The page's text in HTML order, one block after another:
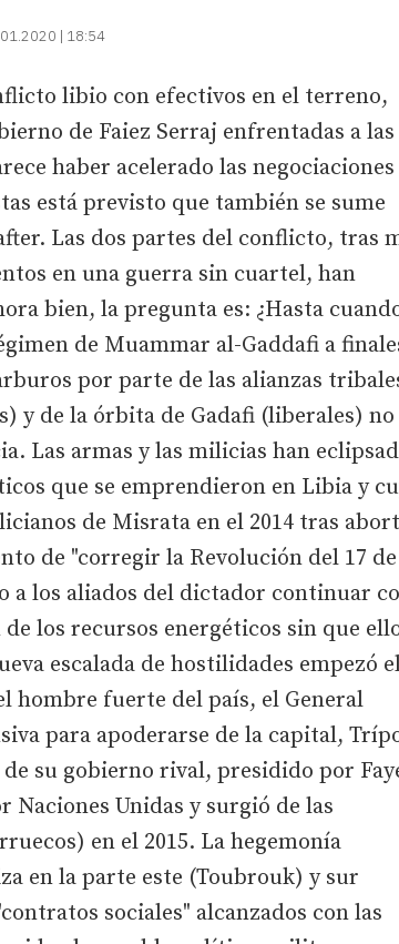
| 18:54
libio con efectivos en el terreno,
de Faiez Serraj enfrentadas a las
haber acelerado las negociaciones
está previsto que también se sume
Las dos partes del conflicto, tras
en una guerra sin cuartel, han
bien, la pregunta es: ¿Hasta
de Muammar al-Gaddafi a
por parte de las alianzas
y de la órbita de Gadafi (liberales)
Las armas y las milicias han
que se emprendieron en Libia y
de Misrata en el 2014 tras
de "corregir la Revolución del 17 de
a los aliados del dictador continuar
los recursos energéticos sin que
escalada de hostilidades empezó
hombre fuerte del país, el General
para apoderarse de la capital,
su gobierno rival, presidido por
Naciones Unidas y surgió de las
en el 2015. La hegemonía
en la parte este (Toubrouk) y sur
sociales" alcanzados con las